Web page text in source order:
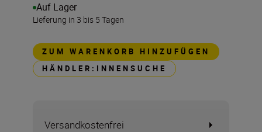
Auf Lager
Lieferung in 3 bis 5 Tagen
ZUM WARENKORB HINZUFÜGEN
HÄNDLER:INNENSUCHE
Versandkostenfrei